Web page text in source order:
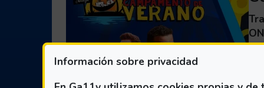
Información sobre privacidad